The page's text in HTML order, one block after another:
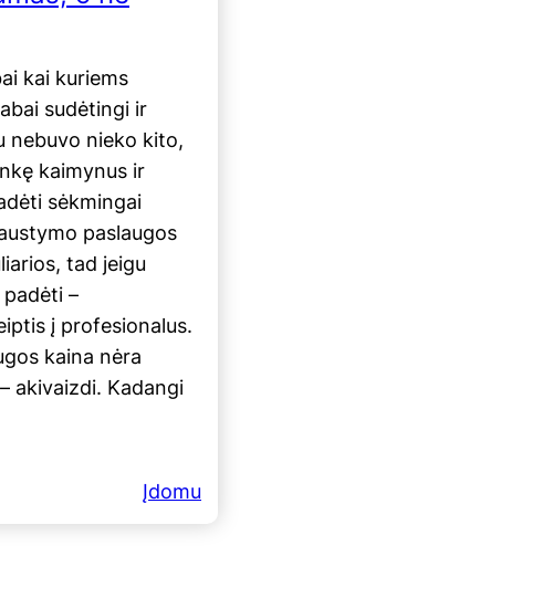
kai kuriems
sudėtingi ir
nebuvo nieko kito,
kaimynus ir
sėkmingai
paslaugos
tad jeigu
–
į profesionalus.
kaina nėra
akivaizdi. Kadangi
Įdomu